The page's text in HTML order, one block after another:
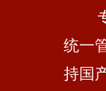
专
统一
持国